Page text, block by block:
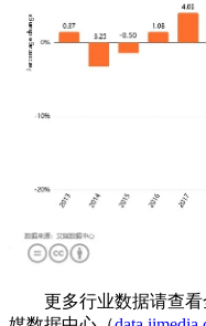
更多行业数据请查看